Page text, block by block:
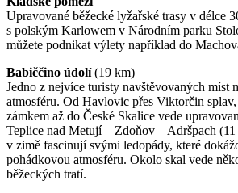
Upravované běžecké lyžařské trasy v délce
s polským Karlowem v Národním parku
můžete podnikat výlety například do
Babiččino údolí(19 km)
Jedno z nejvíce turisty navštěvovaných míst
atmosféru. Od Havlovic přes Viktorčin
zámkem až do České Skalice vede
Teplice nad Metují – Zdoňov – Adršpach
v zimě fascinují svými ledopády, které
pohádkovou atmosféru. Okolo skal vede
běžeckých tratí.